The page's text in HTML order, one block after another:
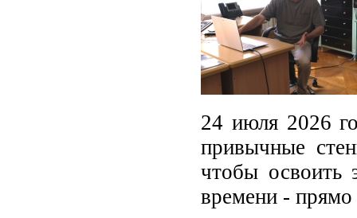
24 июля 2026
привычные
чтобы освоить
времени - прямо